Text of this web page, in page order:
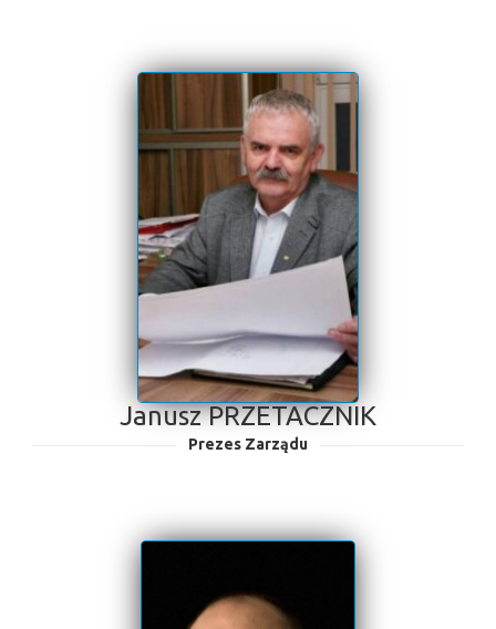
Janusz PRZETACZNIK
Prezes Zarządu